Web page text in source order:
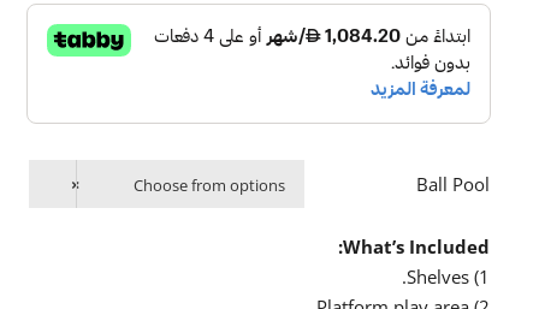
Ball Pool
× Choose from options
What’s Included:
1) Shelves.